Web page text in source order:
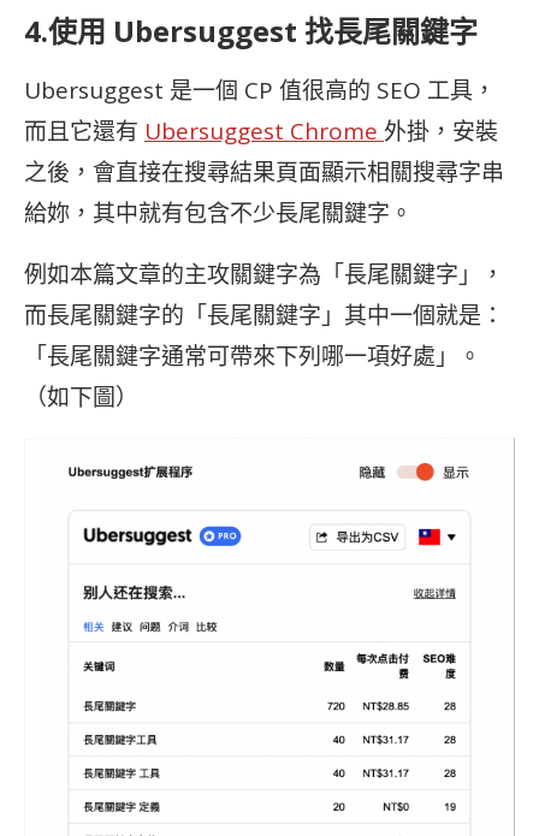
4.使用 Ubersuggest 找長尾關鍵字
Ubersuggest 是一個 CP 值很高的 SEO 工具，
而且它還有 Ubersuggest Chrome 外掛，安裝
之後，會直接在搜尋結果頁面顯示相關搜尋字串
給妳，其中就有包含不少長尾關鍵字。
例如本篇文章的主攻關鍵字為「長尾關鍵字」，
而長尾關鍵字的「長尾關鍵字」其中一個就是：
「長尾關鍵字通常可帶來下列哪一項好處」。
（如下圖）